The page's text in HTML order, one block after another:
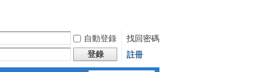
自動登錄
找回密碼
登錄 註冊